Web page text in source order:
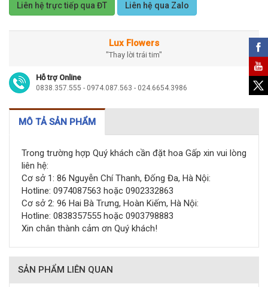
Liên hệ trực tiếp qua ĐT Liên hệ qua Zalo
Lux Flowers
"Thay lời trái tim"
Hỗ trợ Online
0838.357.555 - 0974.087.563 - 024.6654.3986
MÔ TẢ SẢN PHẨM
Trong trường hợp Quý khách cần đặt hoa Gấp xin vui lòng
liên hệ:
Cơ sở 1: 86 Nguyễn Chí Thanh, Đống Đa, Hà Nội:
Hotline: 0974087563 hoặc 0902332863
Cơ sở 2: 96 Hai Bà Trưng, Hoàn Kiếm, Hà Nội:
Hotline: 0838357555 hoặc 0903798883
Xin chân thành cảm ơn Quý khách!
SẢN PHẨM LIÊN QUAN